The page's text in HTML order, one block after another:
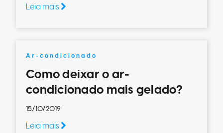
Leia mais
Ar-condicionado
Como deixar o ar-
condicionado mais gelado?
15/10/2019
Leia mais